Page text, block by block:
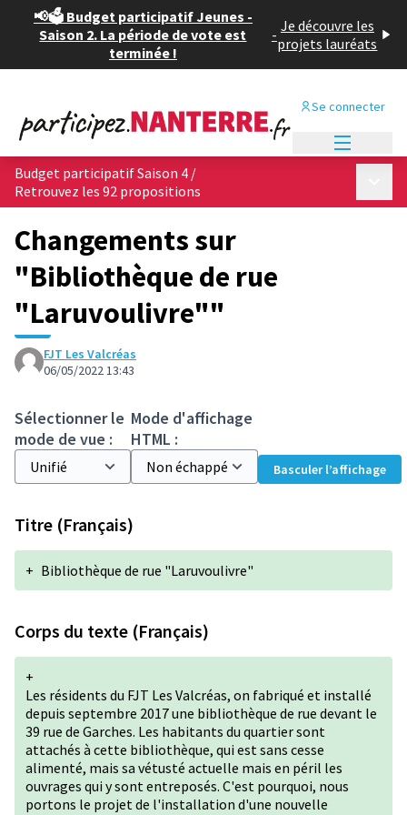
📢🗳️ Budget participatif Jeunes -
Saison 2. La période de vote est
terminée !
- Je découvre les
projets lauréats
Se connecter
Budget participatif Saison 4 /
Retrouvez les 92 propositions
Changements sur
"Bibliothèque de rue
"Laruvoulivre""
FJT Les Valcréas
06/05/2022 13:43
Sélectionner le
mode de vue :
Mode d'affichage
HTML :
Basculer l’affichage
Titre (Français)
+ Bibliothèque de rue "Laruvoulivre"
Corps du texte (Français)
+
Les résidents du FJT Les Valcréas, on fabriqué et installé
depuis septembre 2017 une bibliothèque de rue devant le
39 rue de Garches. Les habitants du quartier sont
attachés à cette bibliothèque, qui est sans cesse
alimenté, mais sa vétusté actuelle mais en péril les
ouvrages qui y sont entreposés. C'est pourquoi, nous
portons le projet de l'installation d'une nouvelle